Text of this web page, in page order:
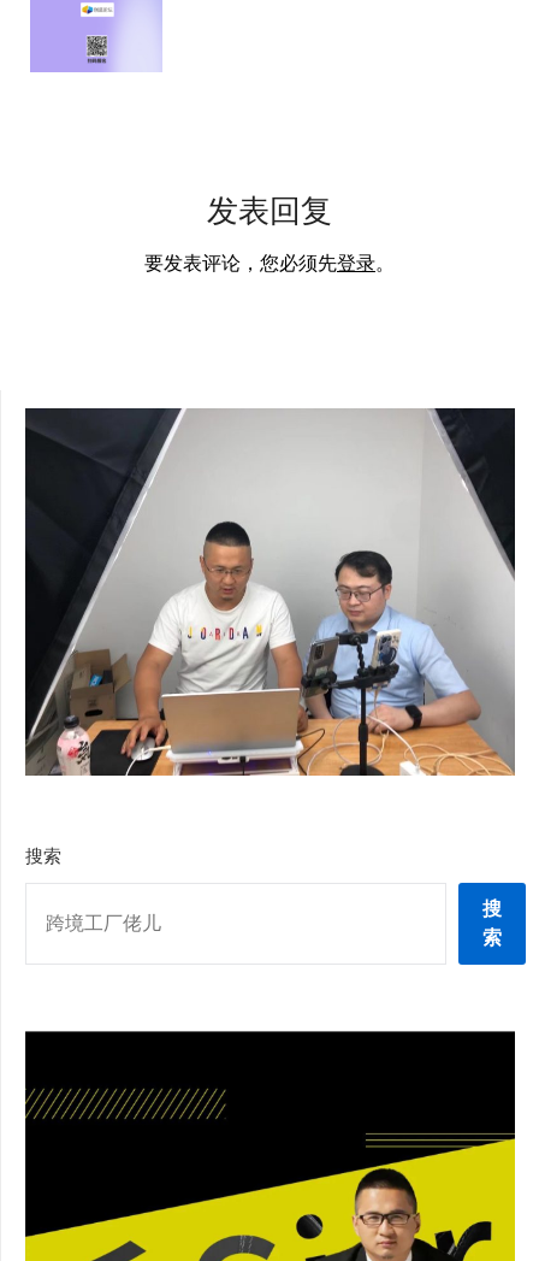
发表回复
要发表评论，您必须先登录。
搜索
搜
索